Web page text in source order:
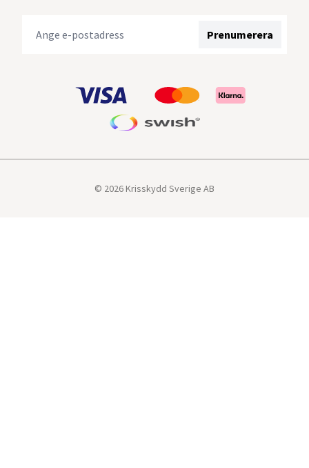
Prenumerera
© 2026 Krisskydd Sverige AB